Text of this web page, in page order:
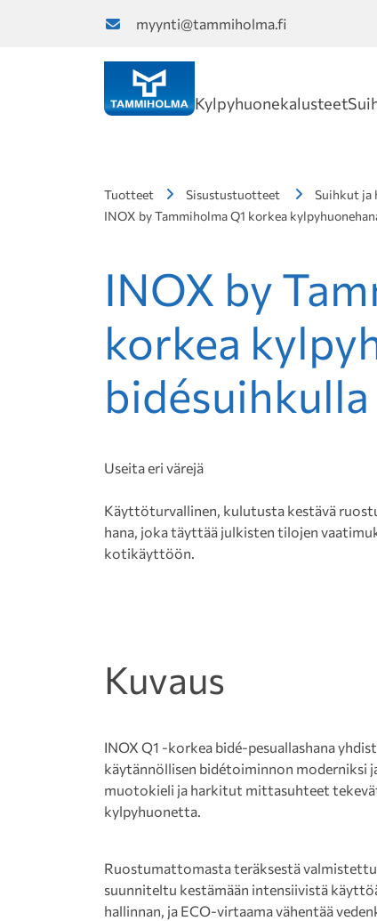
myynti@tammiholma.fi
Kylpyhuonekalusteet
Tuotteet Sisustustuotteet Suihkut ja
INOX by Tammiholma Q1 korkea
INOX by
korkea
bidésuihkulla
Useita eri värejä
Käyttöturvallinen, kulutusta kestävä
hana, joka täyttää julkisten tilojen
kotikäyttöön.
Kuvaus
INOX Q1 -korkea bidé-pesuallashana
käytännöllisen bidétoiminnon moderniksi
muotokieli ja harkitut mittasuhteet
kylpyhuonetta.
Ruostumattomasta teräksestä
suunniteltu kestämään intensiivistä
hallinnan, ja ECO-virtaama vähentää